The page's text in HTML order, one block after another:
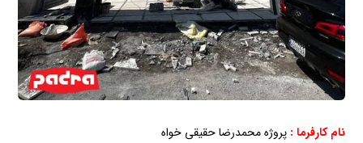
نام کارفرما : پروژه محمدرضا حقیقی خواه